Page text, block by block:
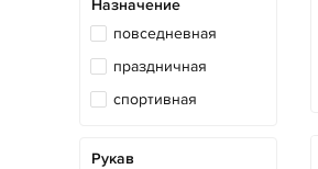
Назначение
повседневная
праздничная
спортивная
Рукав